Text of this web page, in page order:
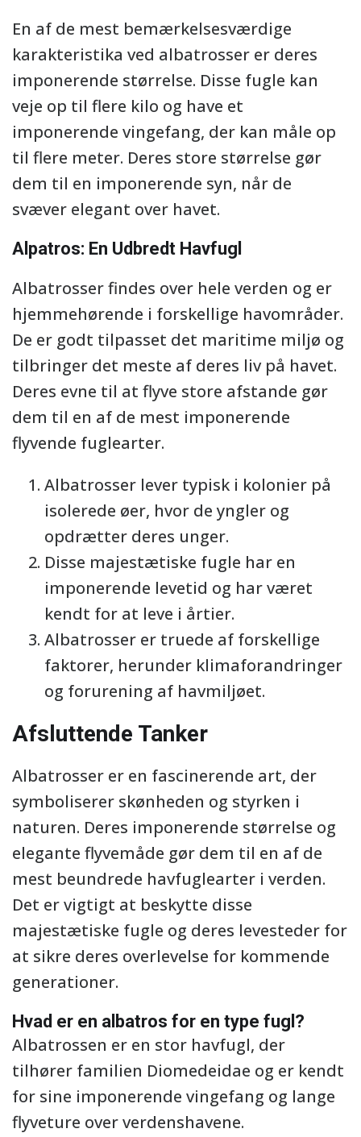
En af de mest bemærkelsesværdige
karakteristika ved albatrosser er deres
imponerende størrelse. Disse fugle kan
veje op til flere kilo og have et
imponerende vingefang, der kan måle op
til flere meter. Deres store størrelse gør
dem til en imponerende syn, når de
svæver elegant over havet.
Alpatros: En Udbredt Havfugl
Albatrosser findes over hele verden og er
hjemmehørende i forskellige havområder.
De er godt tilpasset det maritime miljø og
tilbringer det meste af deres liv på havet.
Deres evne til at flyve store afstande gør
dem til en af de mest imponerende
flyvende fuglearter.
Albatrosser lever typisk i kolonier på
isolerede øer, hvor de yngler og
opdrætter deres unger.
Disse majestætiske fugle har en
imponerende levetid og har været
kendt for at leve i årtier.
Albatrosser er truede af forskellige
faktorer, herunder klimaforandringer
og forurening af havmiljøet.
Afsluttende Tanker
Albatrosser er en fascinerende art, der
symboliserer skønheden og styrken i
naturen. Deres imponerende størrelse og
elegante flyvemåde gør dem til en af de
mest beundrede havfuglearter i verden.
Det er vigtigt at beskytte disse
majestætiske fugle og deres levesteder for
at sikre deres overlevelse for kommende
generationer.
Hvad er en albatros for en type fugl?
Albatrossen er en stor havfugl, der
tilhører familien Diomedeidae og er kendt
for sine imponerende vingefang og lange
flyveture over verdenshavene.